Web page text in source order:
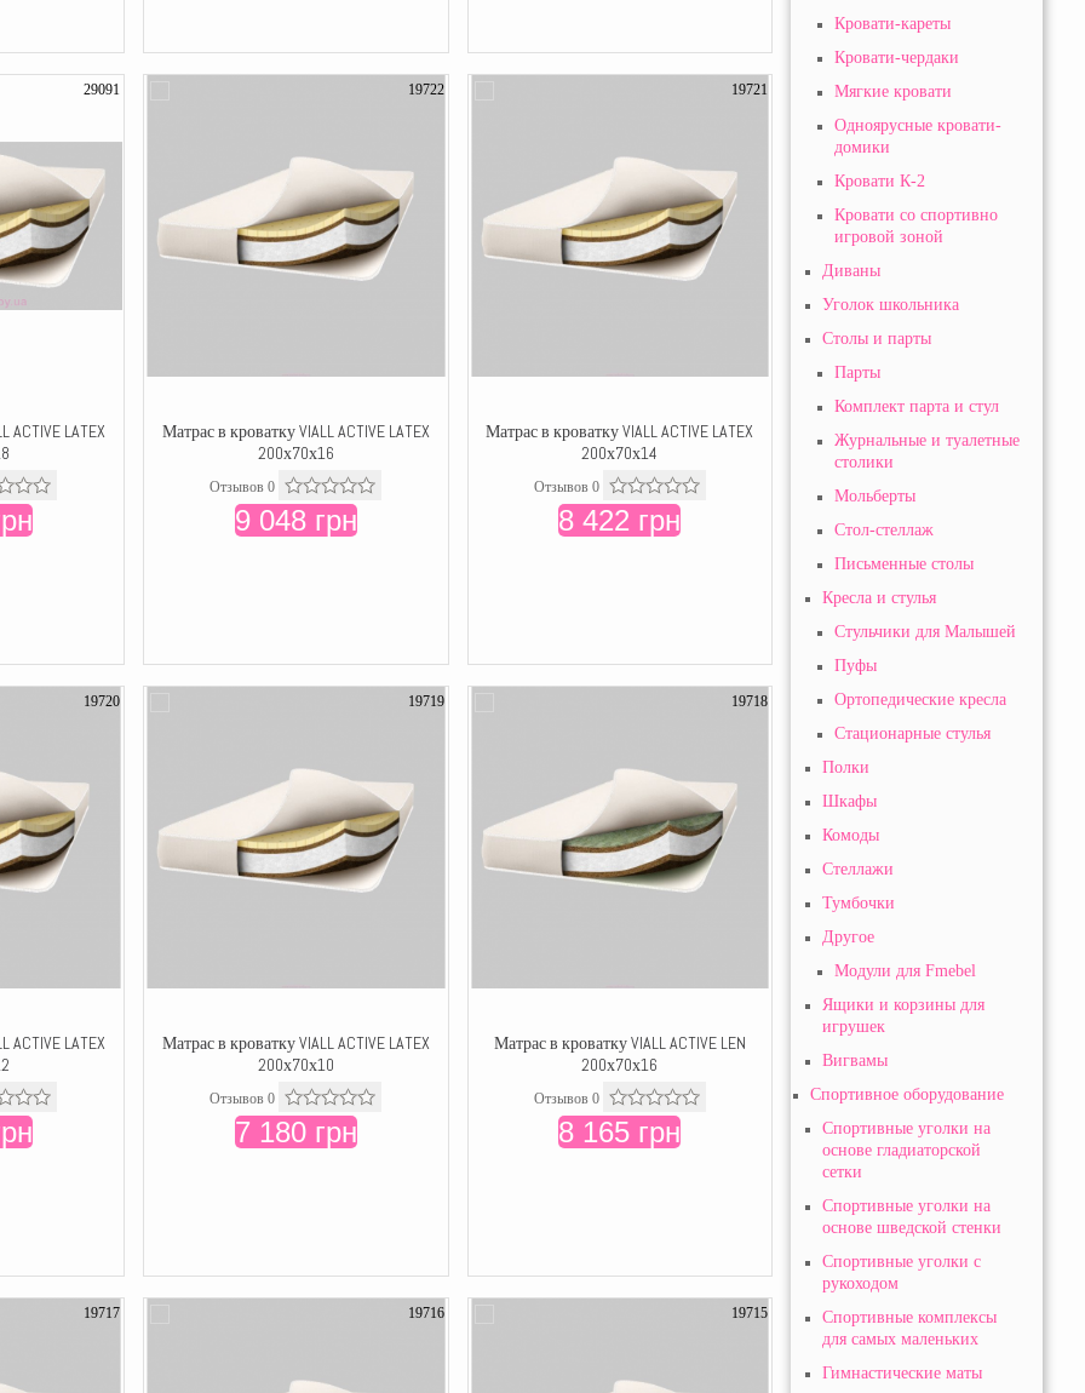
29091
ACTIVE LATEX
19722
Матрас в кроватку VIALL ACTIVE LATEX
200х70х16
Отзывов 0
9 048 грн
19721
Матрас в кроватку VIALL ACTIVE LATEX
200х70х14
Отзывов 0
8 422 грн
19720
ACTIVE LATEX
19719
Матрас в кроватку VIALL ACTIVE LATEX
200х70х10
Отзывов 0
7 180 грн
19718
Матрас в кроватку VIALL ACTIVE LEN
200х70х16
Отзывов 0
8 165 грн
19717 19716 19715
Кровати-кареты
Кровати-чердаки
Мягкие кровати
Одноярусные кровати-
домики
Кровати К-2
Кровати со спортивно
игровой зоной
Диваны
Уголок школьника
Столы и парты
Парты
Комплект парта и стул
Журнальные и туалетные
столики
Мольберты
Стол-стеллаж
Письменные столы
Кресла и стулья
Стульчики для Малышей
Пуфы
Ортопедические кресла
Стационарные стулья
Полки
Шкафы
Комоды
Стеллажи
Тумбочки
Другое
Модули для Fmebel
Ящики и корзины для
игрушек
Вигвамы
Спортивное оборудование
Спортивные уголки на
основе гладиаторской
сетки
Спортивные уголки на
основе шведской стенки
Спортивные уголки с
рукоходом
Спортивные комплексы
для самых маленьких
Гимнастические маты